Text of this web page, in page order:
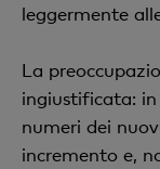
leggermente
La
ingiustificata:
numeri dei
incremento e,